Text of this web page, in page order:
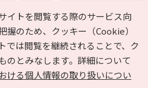
イトを閲覧する際のサービス向
握のため、クッキー（Cookie）
では閲覧を継続されることで、ク
のとみなします。詳細について
ける個人情報の取り扱いについ
？ お気に入り
ヘルプ
り扱いについて
運営会社
載に関するお問い合わせ